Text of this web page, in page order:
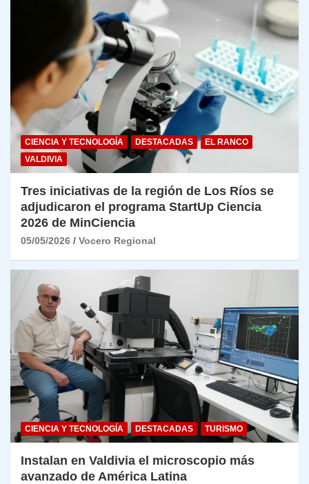
CIENCIA Y TECNOLOGÍA DESTACADAS
EL RANCO
VALDIVIA
Tres iniciativas de la región de Los Ríos se
adjudicaron el programa StartUp Ciencia
2026 de MinCiencia
05/05/2026 Vocero Regional
CIENCIA Y TECNOLOGÍA DESTACADAS TURISMO
Instalan en Valdivia el microscopio más
avanzado de América Latina